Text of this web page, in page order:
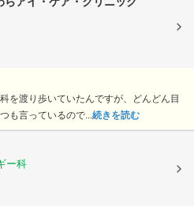
を渡り歩いていたんですが、どんどん目
も言っているので...続きを読む
ー科